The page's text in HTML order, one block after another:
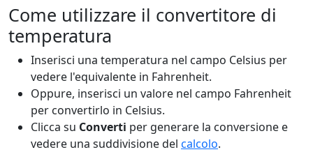
Come utilizzare il convertitore di
temperatura
Inserisci una temperatura nel campo Celsius per
vedere l'equivalente in Fahrenheit.
Oppure, inserisci un valore nel campo Fahrenheit
per convertirlo in Celsius.
Clicca su Converti per generare la conversione e
vedere una suddivisione del calcolo.